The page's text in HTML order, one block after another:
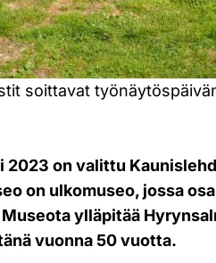
soittavat
on valittu
on ulkomuseo, jossa
ylläpitää
vuonna 50 vuotta.